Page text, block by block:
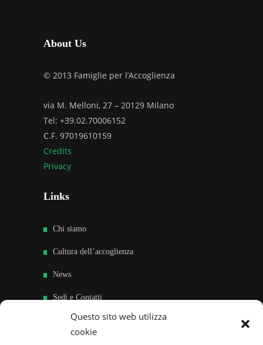
Questo sito web utilizza
cookie
About Us
© 2013 Famiglie per l’Accoglienza
via M. Melloni, 27 – 20129 Milano
Tel: +39.02.70006152
C.F. 97019610159
Credits
Privacy
Links
Chi siamo
Cultura dell’accoglienza
News
Sedi e Contatti
Sostieni